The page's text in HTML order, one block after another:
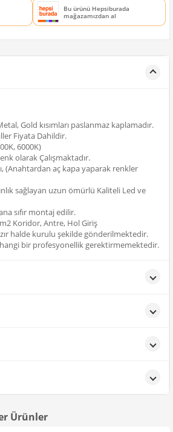
Bu ürünü Hepsiburada
mağazamızdan al
Gold kısımları paslanmaz kaplamadır.
Fiyata Dahildir.
6000K)
olarak Çalışmaktadır.
(Anahtardan aç kapa yaparak renkler
sağlayan uzun ömürlü Kaliteli Led ve
sıfır montaj edilir.
m2 Koridor, Antre, Hol Giriş
halde kurulu şekilde gönderilmektedir.
bir profesyonellik gerektirmemektedir.
Ürünler